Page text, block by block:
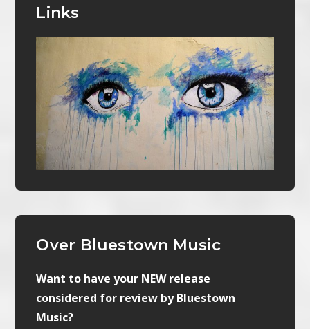
Links
Over Bluestown Music
Want to have your NEW release
considered for review by Bluestown
Music?